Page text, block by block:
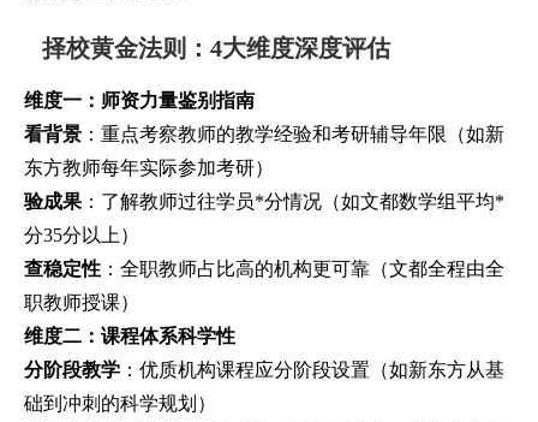
择校黄金法则：4大维度深度评估
维度一：师资力量鉴别指南
看背景 ：重点考察教师的教学经验和考研辅导年限（如新
东方教师每年实际参加考研）
验成果 ：了解教师过往学员*分情况（如文都数学组平均*
分35分以上）
查稳定性 ：全职教师占比高的机构更可靠（文都全程由全
职教师授课）
维度二：课程体系科学性
分阶段教学 ：优质机构课程应分阶段设置（如新东方从基
础到冲刺的科学规划）